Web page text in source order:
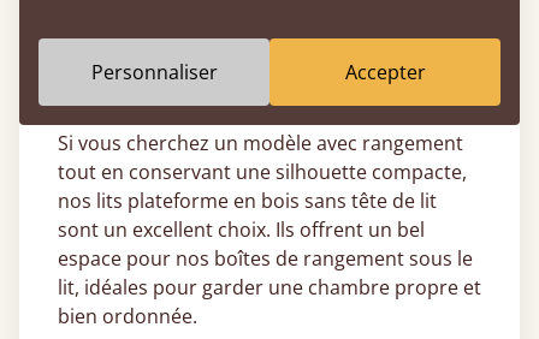
optimisent la hauteur disponible. En les
plaçant contre un mur, vous gagnez encore
Si vous cherchez un modèle avec rangement
tout en conservant une silhouette compacte,
nos lits plateforme en bois sans tête de lit
sont un excellent choix. Ils offrent un bel
espace pour nos boîtes de rangement sous le
lit, idéales pour garder une chambre propre et
bien ordonnée.
Personnaliser Accepter